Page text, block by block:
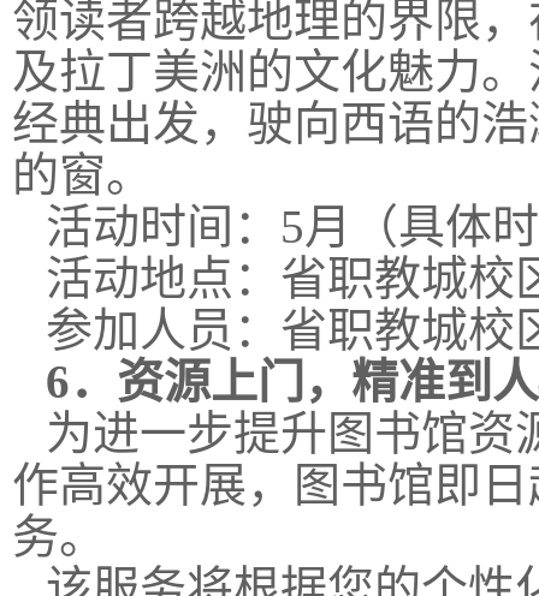
领读者跨越地理的界限
及拉丁美洲的文化魅力
经典出发，驶向西语的
的窗。
活动时间：5月（具体
活动地点：省职教城校
参加人员： 省职教城校
6． 资源上门，精准到
为进一步提升图书馆资
作高效开展，图书馆即
务。